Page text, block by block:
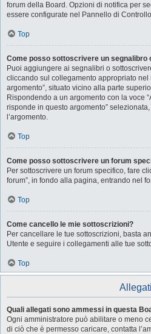
forum della Board. Opzioni di notifica per
essere configurate nel Pannello di
Top
Come posso sottoscrivere un segnalibro
Puoi aggiungere ai segnalibri o
cliccando sul collegamento appropriato nel
argomento”, situato vicino alla parte
Rispondendo a un argomento con la voce
risponde in questo argomento”
l’argomento.
Top
Come posso sottoscrivere un forum
Per sottoscrivere un forum specifico, fare
forum”, in fondo alla pagina, entrando nel
Top
Come cancello le mie sottoscrizioni?
Per cancellare le tue sottoscrizioni, basta
Utente e seguire i collegamenti alle tue
Top
Allegati
Quali allegati sono ammessi in questa
Ogni amministratore può abilitare o meno
di ciò che è permesso caricare, contatta